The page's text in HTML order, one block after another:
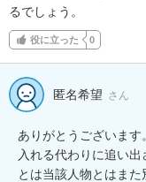
るでしょう。
役に立った 0
匿名希望 さん
ありがとうございま
入れる代わりに追い
とは当該人物とはまた